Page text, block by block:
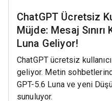
ChatGPT Ücretsiz
Müjde: Mesaj Sınırı
Luna Geliyor!
ChatGPT ücretsiz
geliyor. Metin
GPT-5.6 Luna ve yeni
sunuluyor.